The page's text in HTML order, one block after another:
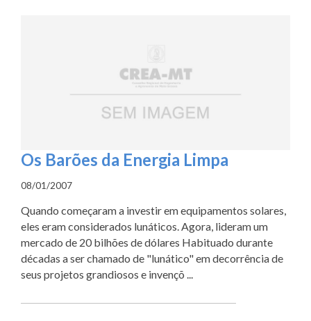
Os Barões da Energia Limpa
08/01/2007
Quando começaram a investir em equipamentos solares,
eles eram considerados lunáticos. Agora, lideram um
mercado de 20 bilhões de dólares Habituado durante
décadas a ser chamado de "lunático" em decorrência de
seus projetos grandiosos e invençõ ...